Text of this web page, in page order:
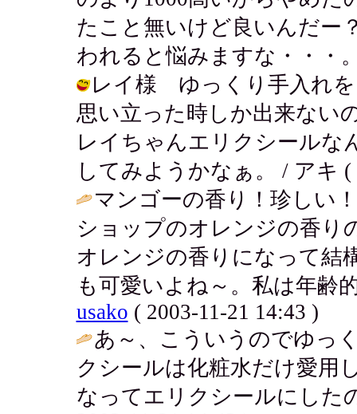
たこと無いけど良いんだー
われると悩みますな・・・
レイ様 ゆっくり手入れを
思い立った時しか出来ない
レイちゃんエリクシールな
してみようかなぁ。 / アキ (
マンゴーの香り！珍しい
ショップのオレンジの香り
オレンジの香りになって結
も可愛いよね～。私は年齢
usako ( 2003-11-21 14:43 )
あ～、こういうのでゆっ
クシールは化粧水だけ愛用
なってエリクシールにした